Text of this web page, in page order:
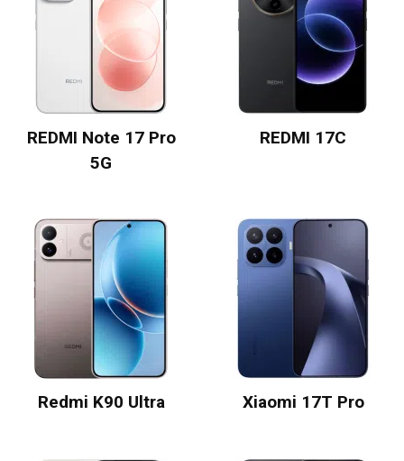
REDMI Note 17 Pro
5G
REDMI 17C
Redmi K90 Ultra Xiaomi 17T Pro